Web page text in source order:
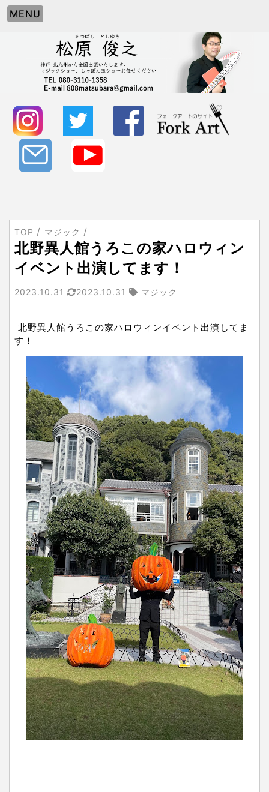
MENU
TOP マジック
北野異人館うろこの家ハロウィン
イベント出演してます！
2023.10.31 2023.10.31 マジック
北野異人館うろこの家ハロウィンイベント出演してま
す！